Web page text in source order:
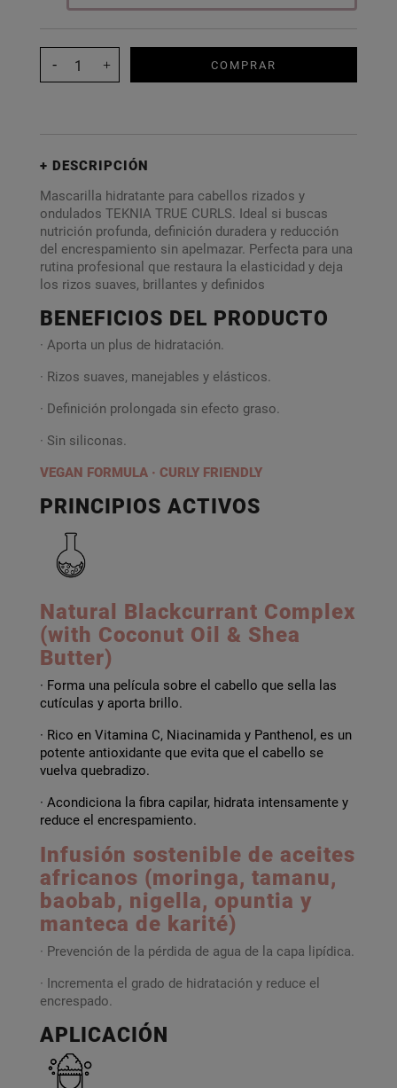
COMPRAR
DESCRIPCIÓN
Mascarilla hidratante para cabellos rizados y
ondulados TEKNIA TRUE CURLS. Ideal si buscas
nutrición profunda, definición duradera y reducción
del encrespamiento sin apelmazar. Perfecta para una
rutina profesional que restaura la elasticidad y deja
los rizos suaves, brillantes y definidos
BENEFICIOS DEL PRODUCTO
· Aporta un plus de hidratación.
· Rizos suaves, manejables y elásticos.
· Definición prolongada sin efecto graso.
· Sin siliconas.
VEGAN FORMULA · CURLY FRIENDLY
PRINCIPIOS ACTIVOS
Natural Blackcurrant Complex
(with Coconut Oil & Shea
Butter)
· Forma una película sobre el cabello que sella las
cutículas y aporta brillo.
· Rico en Vitamina C, Niacinamida y Panthenol, es un
potente antioxidante que evita que el cabello se
vuelva quebradizo.
· Acondiciona la fibra capilar, hidrata intensamente y
reduce el encrespamiento.
Infusión sostenible de aceites
africanos (moringa, tamanu,
baobab, nigella, opuntia y
manteca de karité)
· Prevención de la pérdida de agua de la capa lipídica.
· Incrementa el grado de hidratación y reduce el
encrespado.
APLICACIÓN